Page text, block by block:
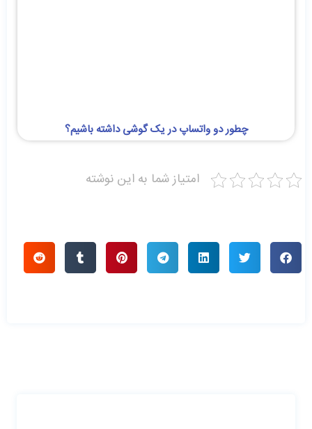
چطور دو واتساپ در یک گوشی داشته باشیم؟
امتیاز شما به این نوشته